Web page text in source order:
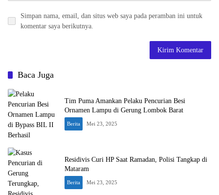
Simpan nama, email, dan situs web saya pada peramban ini untuk
komentar saya berikutnya.
Baca Juga
Tim Puma Amankan Pelaku Pencurian Besi
Ornamen Lampu di Gerung Lombok Barat
Berita Mei 23, 2025
Residivis Curi HP Saat Ramadan, Polisi Tangkap di
Mataram
Berita Mei 23, 2025